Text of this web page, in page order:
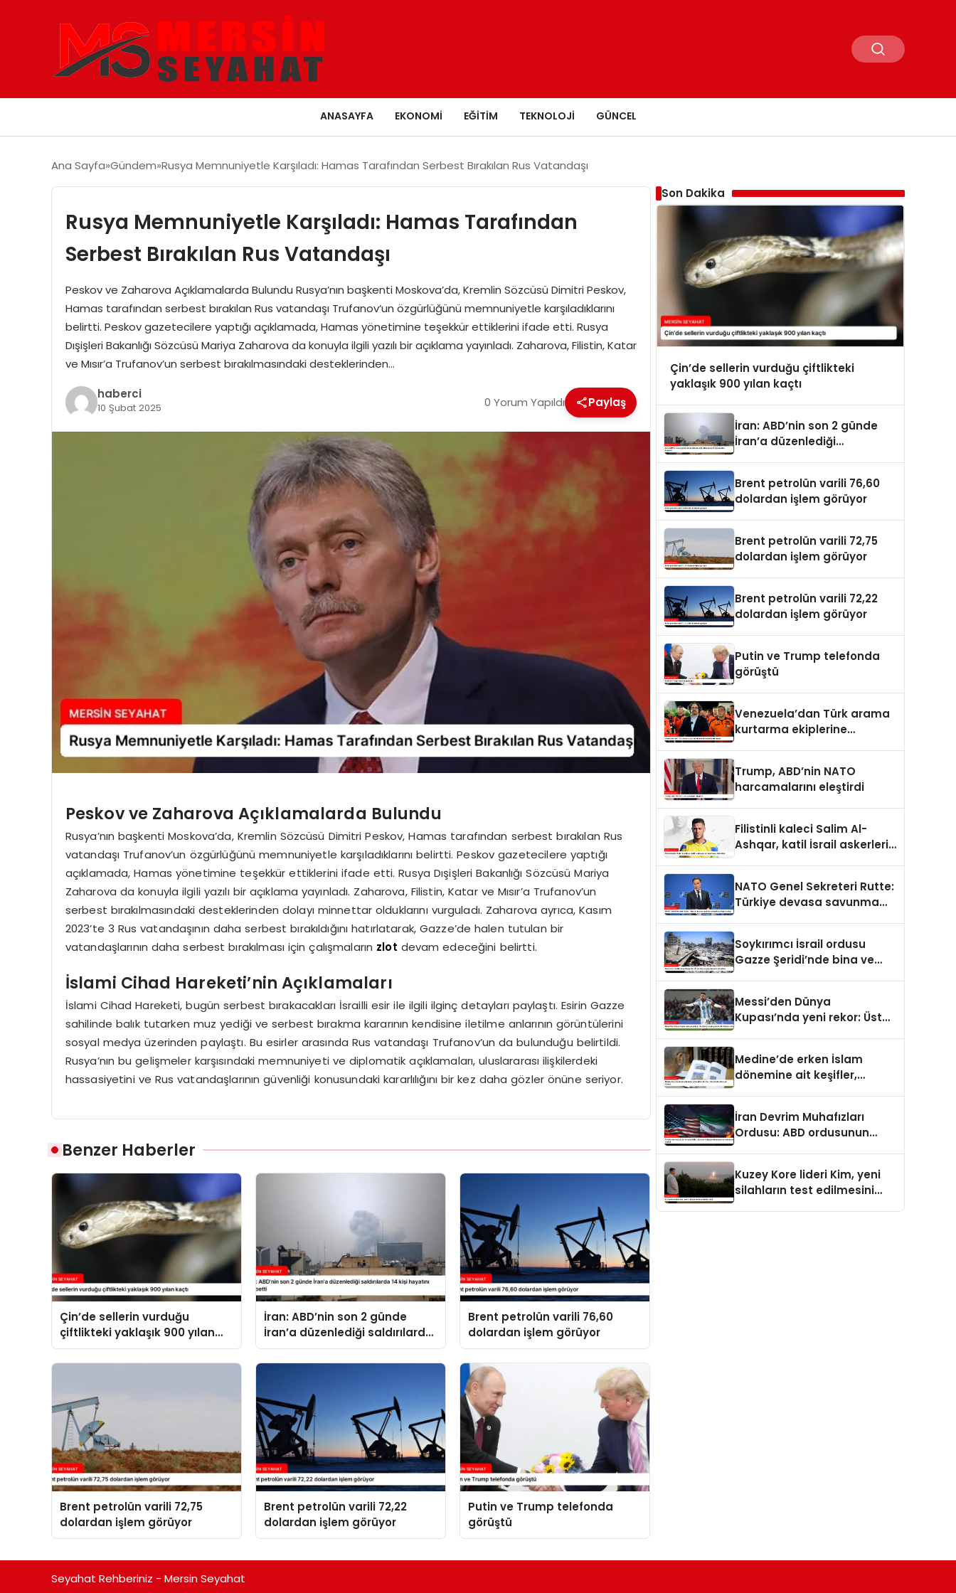
ANASAYFA EKONOMI EĞITIM TEKNOLOJI GÜNCEL
Ana Sayfa Gündem Rusya Memnuniyetle Karşıladı: Hamas Tarafından Serbest Bırakılan Rus Vatandaşı
Rusya Memnuniyetle Karşıladı: Hamas Tarafından
Serbest Bırakılan Rus Vatandaşı
Peskov ve Zaharova Açıklamalarda Bulundu Rusya’nın başkenti Moskova’da, Kremlin Sözcüsü Dimitri Peskov,
Hamas tarafından serbest bırakılan Rus vatandaşı Trufanov’un özgürlüğünü memnuniyetle karşıladıklarını
belirtti. Peskov gazetecilere yaptığı açıklamada, Hamas yönetimine teşekkür ettiklerini ifade etti. Rusya
Dışişleri Bakanlığı Sözcüsü Mariya Zaharova da konuyla ilgili yazılı bir açıklama yayınladı. Zaharova, Filistin, Katar
ve Mısır’a Trufanov’un serbest bırakılmasındaki desteklerinden…
haberci
10 Şubat 2025 0 Yorum Yapıldı Paylaş
Peskov ve Zaharova Açıklamalarda Bulundu
Rusya’nın başkenti Moskova’da, Kremlin Sözcüsü Dimitri Peskov, Hamas tarafından serbest bırakılan Rus
vatandaşı Trufanov’un özgürlüğünü memnuniyetle karşıladıklarını belirtti. Peskov gazetecilere yaptığı
açıklamada, Hamas yönetimine teşekkür ettiklerini ifade etti. Rusya Dışişleri Bakanlığı Sözcüsü Mariya
Zaharova da konuyla ilgili yazılı bir açıklama yayınladı. Zaharova, Filistin, Katar ve Mısır’a Trufanov’un
serbest bırakılmasındaki desteklerinden dolayı minnettar olduklarını vurguladı. Zaharova ayrıca, Kasım
2023’te 3 Rus vatandaşının daha serbest bırakıldığını hatırlatarak, Gazze’de halen tutulan bir
vatandaşlarının daha serbest bırakılması için çalışmaların zlot devam edeceğini belirtti.
İslami Cihad Hareketi’nin Açıklamaları
İslami Cihad Hareketi, bugün serbest bırakacakları İsrailli esir ile ilgili ilginç detayları paylaştı. Esirin Gazze
sahilinde balık tutarken muz yediği ve serbest bırakma kararının kendisine iletilme anlarının görüntülerini
sosyal medya üzerinden paylaştı. Bu esirler arasında Rus vatandaşı Trufanov’un da bulunduğu belirtildi.
Rusya’nın bu gelişmeler karşısındaki memnuniyeti ve diplomatik açıklamaları, uluslararası ilişkilerdeki
hassasiyetini ve Rus vatandaşlarının güvenliği konusundaki kararlılığını bir kez daha gözler önüne seriyor.
Benzer Haberler
Çin’de sellerin vurduğu
çiftlikteki yaklaşık 900 yılan
kaçtı
İran: ABD’nin son 2 günde
İran’a düzenlediği saldırılarda
14 kişi hayatını kaybetti
Brent petrolün varili 76,60
dolardan işlem görüyor
Brent petrolün varili 72,75
dolardan işlem görüyor
Brent petrolün varili 72,22
dolardan işlem görüyor
Putin ve Trump telefonda
görüştü
Son Dakika
Çin’de sellerin vurduğu çiftlikteki
yaklaşık 900 yılan kaçtı
İran: ABD’nin son 2 günde
İran’a düzenlediği
Brent petrolün varili 76,60
dolardan işlem görüyor
Brent petrolün varili 72,75
dolardan işlem görüyor
Brent petrolün varili 72,22
dolardan işlem görüyor
Putin ve Trump telefonda
görüştü
Venezuela’dan Türk arama
kurtarma ekiplerine
Trump, ABD’nin NATO
harcamalarını eleştirdi
Filistinli kaleci Salim Al-
Ashqar, katil İsrail askerleri
NATO Genel Sekreteri Rutte:
Türkiye devasa savunma
Soykırımcı İsrail ordusu
Gazze Şeridi’nde bina ve
Messi’den Dünya
Kupası’nda yeni rekor: Üst
Medine’de erken İslam
dönemine ait keşifler,
İran Devrim Muhafızları
Ordusu: ABD ordusunun
Kuzey Kore lideri Kim, yeni
silahların test edilmesini
Seyahat Rehberiniz - Mersin Seyahat